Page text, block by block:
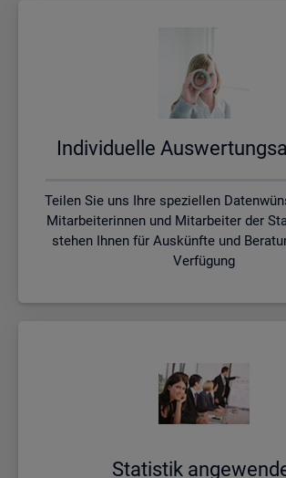
In­di­vi­du­el­le
Teilen Sie uns Ihre speziellen
Mitarbeiterinnen und Mitarbeiter der
stehen Ihnen für Auskünfte und
Verfügung
Sta­tis­tik